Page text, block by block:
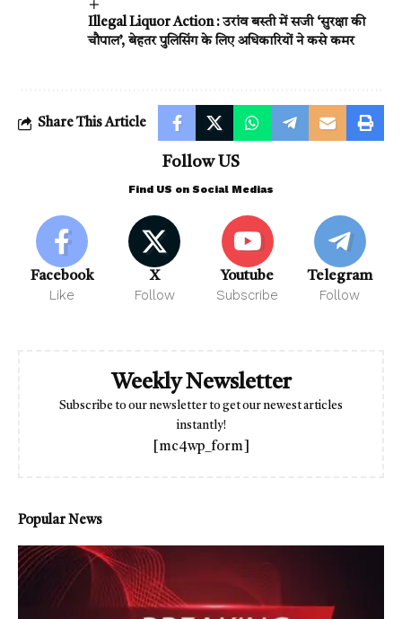
Illegal Liquor Action : उरांव बस्ती में सजी ‘सुरक्षा की
चौपाल’, बेहतर पुलिसिंग के लिए अधिकारियों ने कसे कमर
Share This Article
Follow US
Find US on Social Medias
Facebook
Like
X
Follow
Youtube
Subscribe
Telegram
Follow
Weekly Newsletter
Subscribe to our newsletter to get our newest articles
instantly!
[mc4wp_form]
Popular News